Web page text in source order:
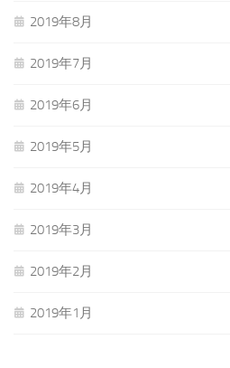
2019年8月
2019年7月
2019年6月
2019年5月
2019年4月
2019年3月
2019年2月
2019年1月